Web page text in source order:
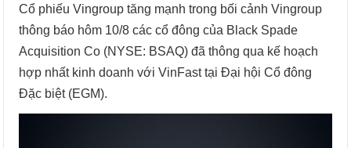
Cổ phiếu Vingroup tăng mạnh trong bối cảnh Vingroup
thông báo hôm 10/8 các cổ đông của Black Spade
Acquisition Co (NYSE: BSAQ) đã thông qua kế hoạch
hợp nhất kinh doanh với VinFast tại Đại hội Cổ đông
Đặc biệt (EGM).